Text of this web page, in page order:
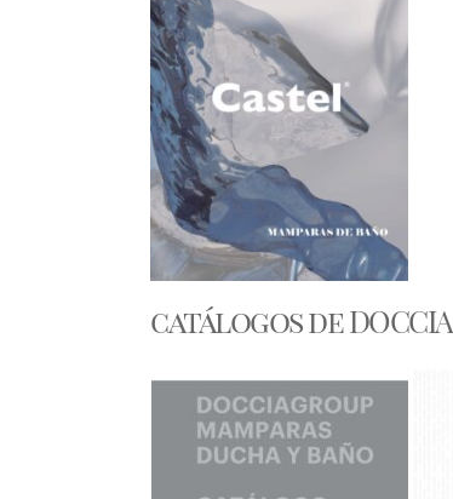
catálogos de DOCCIA